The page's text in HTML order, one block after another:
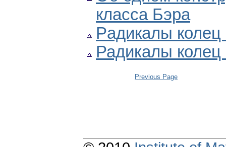
класса Бэра
Рaдикaлы
Радикалы
Previous Page